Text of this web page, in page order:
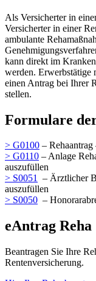
Als Versicherter in
Versicherter in einer
ambulante
kann direkt im
werden. Erwerbstätige
einen Antrag bei Ihrer
stellen.
Formulare
> G0100 –
> G0110 – Anlage
auszufüllen
> S0051 – Ärztlicher
auszufüllen
> S0050 –
eAntrag Reha
Beantragen Sie Ihre
Rentenversicherung.